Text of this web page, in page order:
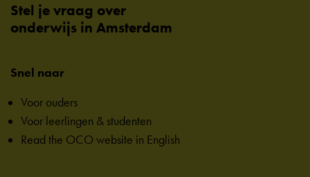
Stel je vraag over
onderwijs in Amsterdam
Snel naar
Voor ouders
Voor leerlingen & studenten
Read the OCO website in English